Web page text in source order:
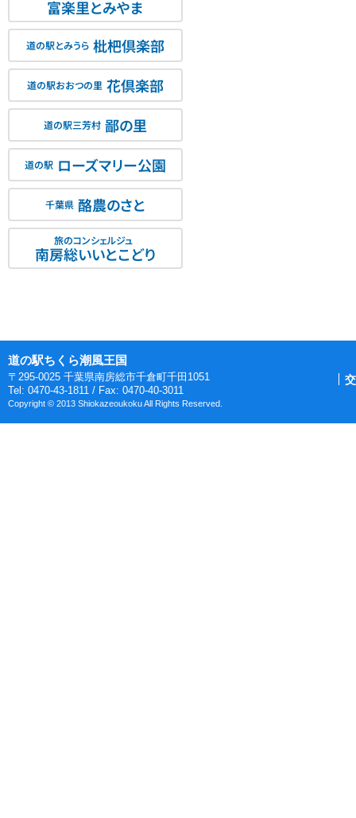
富楽里とみやま
道の駅とみうら 枇杷倶楽部
道の駅おおつの里 花倶楽部
道の駅三芳村 鄙の里
道の駅 ローズマリー公園
千葉県 酪農のさと
旅のコンシェルジュ
南房総いいとこどり
道の駅ちくら潮風王国
〒295-0025 千葉県南房総市千倉町千田1051
Tel: 0470-43-1811 / Fax: 0470-40-3011
Copyright © 2013 Shiokazeoukoku All Rights Reserved.